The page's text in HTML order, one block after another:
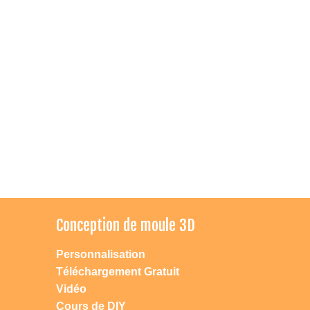
Conception de moule 3D
Personnalisation
Téléchargement Gratuit
Vidéo
Cours de DIY